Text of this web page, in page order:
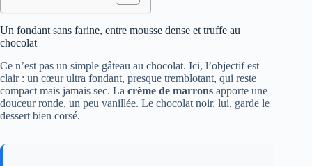
Un fondant sans farine, entre mousse dense et truffe au
chocolat
Ce n’est pas un simple gâteau au chocolat. Ici, l’objectif est
clair : un cœur ultra fondant, presque tremblotant, qui reste
compact mais jamais sec. La crème de marrons apporte une
douceur ronde, un peu vanillée. Le chocolat noir, lui, garde le
dessert bien corsé.